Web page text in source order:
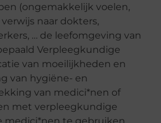
(ongemakkelijk voelen,
naar dokters,
… de leefomgeving van
Verpleegkundige
van moeilijkheden en
van hygiëne- en
van medici*nen of
met verpleegkundige